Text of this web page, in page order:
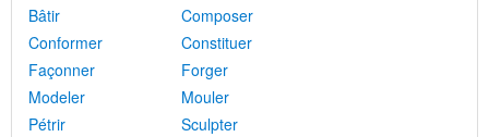
Bâtir
Composer
Conformer
Constituer
Façonner
Forger
Modeler
Mouler
Pétrir
Sculpter